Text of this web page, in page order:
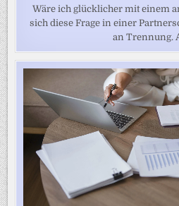
Wäre ich glücklicher mit einem
sich diese Frage in einer
an Trennung.